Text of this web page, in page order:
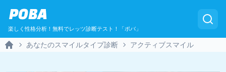
POBA
楽しく性格分析！無料でレッツ診断テスト！「ポバ」
あなたのスマイルタイプ診断 アクティブスマイル